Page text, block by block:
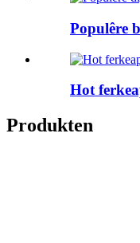
Populêre
Hot
Produkten